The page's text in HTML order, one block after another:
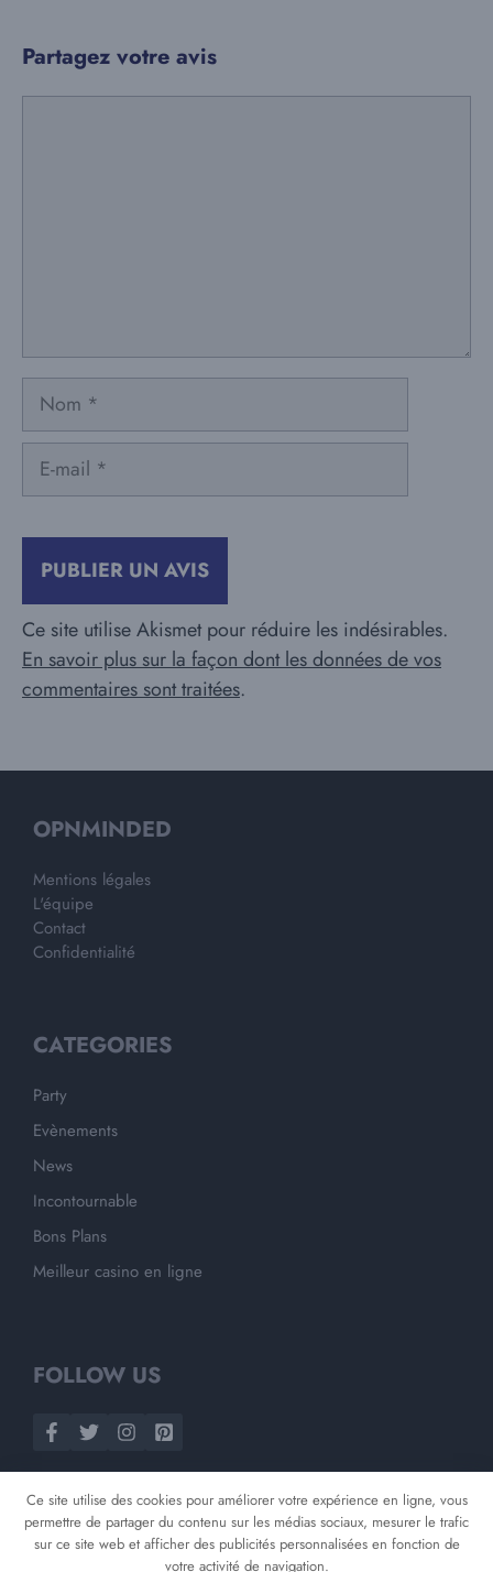
Partagez votre avis
Nom
mail
Ce site utilise Akismet pour réduire les indésirables.
En savoir plus sur la façon dont les données de vos
commentaires sont traitées.
OPNMINDED
Mentions légales
L'équipe
Contact
Confidentialité
CATEGORIES
Party
Evènements
News
Incontournable
Bons Plans
Meilleur casino en ligne
FOLLOW US
Ce site utilise des cookies pour améliorer votre expérience en ligne, vous
permettre de partager du contenu sur les médias sociaux, mesurer le trafic
sur ce site web et afficher des publicités personnalisées en fonction de
votre activité de navigation.